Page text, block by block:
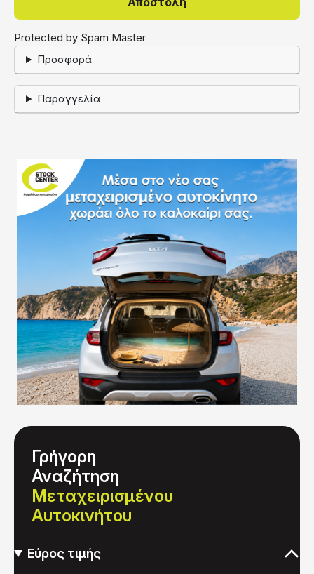
Protected by Spam Master
Προσφορά
Παραγγελία
Γρήγορη
Αναζήτηση
Μεταχειρισμένου
Αυτοκινήτου
Εύρος τιμής